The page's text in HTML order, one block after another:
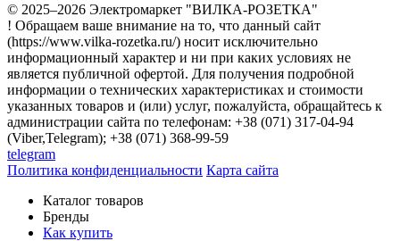
© 2025–2026 Электромаркет "ВИЛКА-РОЗЕТКА"
! Обращаем ваше внимание на то, что данный сайт
(https://www.vilka-rozetka.ru/) носит исключительно
информационный характер и ни при каких условиях не
является публичной офертой. Для получения подробной
информации о технических характеристиках и стоимости
указанных товаров и (или) услуг, пожалуйста, обращайтесь к
администрации сайта по телефонам: +38 (071) 317-04-94
(Viber,Telegram); +38 (071) 368-99-59
telegram
Политика конфиденциальности Карта сайта
Каталог товаров
Бренды
Как купить